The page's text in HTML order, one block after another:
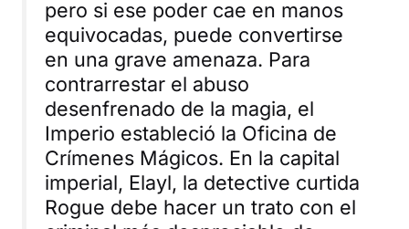
pero si ese poder cae en manos
equivocadas, puede convertirse
en una grave amenaza. Para
contrarrestar el abuso
desenfrenado de la magia, el
Imperio estableció la Oficina de
Crímenes Mágicos. En la capital
imperial, Elayl, la detective curtida
Rogue debe hacer un trato con el